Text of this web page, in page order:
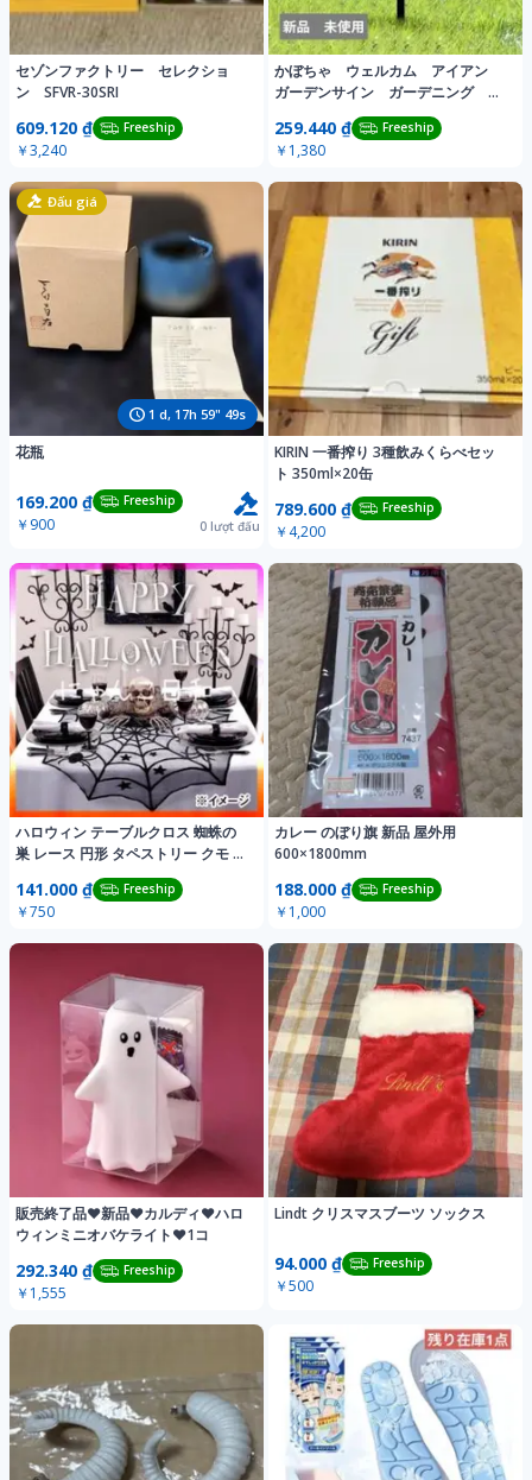
セゾンファクトリー セレクショ
ン SFVR-30SRI
609.120 ₫ Freeship
￥3,240
かぼちゃ ウェルカム アイアン
ガーデンサイン ガーデニング 庭
装飾 ハロウィン
259.440 ₫ Freeship
￥1,380
1 d, 17h 59" 46s
Đấu giá
花瓶
169.200 ₫ Freeship
￥900 0 lượt đấu
KIRIN 一番搾り 3種飲みくらべセッ
ト 350ml×20缶
789.600 ₫ Freeship
￥4,200
ハロウィン テーブルクロス 蜘蛛の
巣 レース 円形 タペストリー クモ 飾
141.000 ₫ Freeship
￥750
カレー のぼり旗 新品 屋外用
600×1800mm
188.000 ₫ Freeship
￥1,000
販売終了品❤︎新品❤︎カルディ❤︎ハロ
ウィンミニオバケライト❤︎1コ
292.340 ₫ Freeship
￥1,555
Lindt クリスマスブーツ ソックス
94.000 ₫ Freeship
￥500